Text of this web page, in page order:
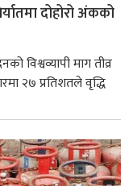
दोहोरो अंकको
विश्वव्यापी माग तीव्र
२७ प्रतिशतले वृद्धि